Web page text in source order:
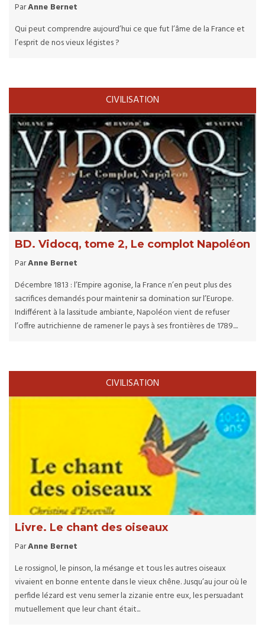
ParAnne Bernet
Qui peut comprendre aujourd’hui ce que fut l’âme de la France et
l’esprit de nos vieux légistes ?
CIVILISATION
BD. Vidocq, tome 2, Le complot Napoléon
ParAnne Bernet
Décembre 1813 : l’Empire agonise, la France n’en peut plus des
sacrifices demandés pour maintenir sa domination sur l’Europe.
Indifférent à la lassitude ambiante, Napoléon vient de refuser
l’offre autrichienne de ramener le pays à ses frontières de 1789....
CIVILISATION
Livre. Le chant des oiseaux
ParAnne Bernet
Le rossignol, le pinson, la mésange et tous les autres oiseaux
vivaient en bonne entente dans le vieux chêne. Jusqu’au jour où le
perfide lézard est venu semer la zizanie entre eux, les persuadant
mutuellement que leur chant était...